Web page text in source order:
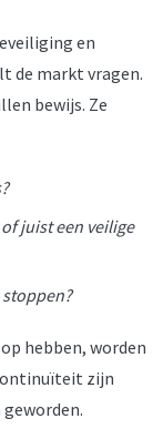
en
de markt vragen.
bewijs. Ze
juist een veilige
hebben, worden
zijn